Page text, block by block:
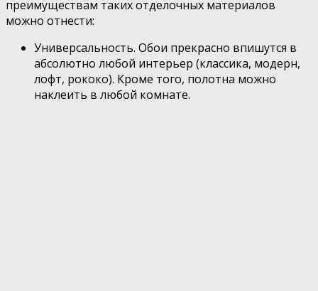
преимуществам таких отделочных материалов
можно отнести:
Универсальность. Обои прекрасно впишутся в
абсолютно любой интерьер (классика, модерн,
лофт, рококо). Кроме того, полотна можно
наклеить в любой комнате.